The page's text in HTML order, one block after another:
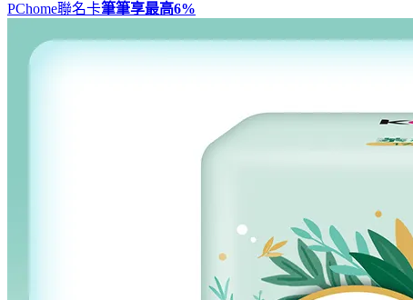
PChome聯名卡筆筆享最高6%